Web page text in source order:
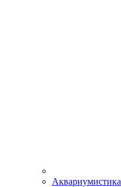
Аквариумистика